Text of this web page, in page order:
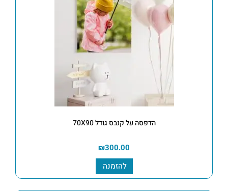
הדפסה על קנבס גודל 70X90
₪300.00
להזמנה